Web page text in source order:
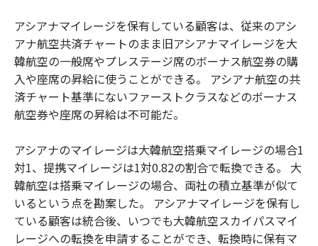
アシアナマイレージを保有している顧客は、従来のアシ
アナ航空共済チャートのまま旧アシアナマイレージを大
韓航空の一般席やプレステージ席のボーナス航空券の購
入や座席の昇給に使うことができる。 アシアナ航空の共
済チャート基準にないファーストクラスなどのボーナス
航空券や座席の昇給は不可能だ。
アシアナのマイレージは大韓航空搭乗マイレージの場合1
対1、提携マイレージは1対0.82の割合で転換できる。 大
韓航空は搭乗マイレージの場合、両社の積立基準が似て
いるという点を勘案した。 アシアナマイレージを保有し
ている顧客は統合後、いつでも大韓航空スカイパスマイ
レージへの転換を申請することができ、転換時に保有マ